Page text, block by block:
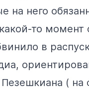
на него
то момент
в
( на